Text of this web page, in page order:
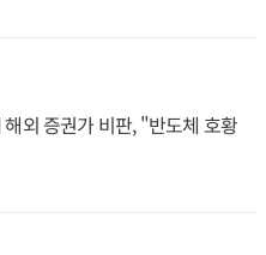
외 증권가 비판, "반도체 호황